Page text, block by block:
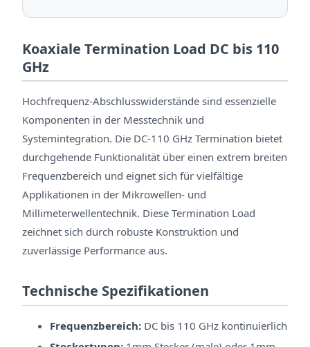
Koaxiale Termination Load DC bis 110
GHz
Hochfrequenz-Abschlusswiderstände sind essenzielle
Komponenten in der Messtechnik und
Systemintegration. Die DC-110 GHz Termination bietet
durchgehende Funktionalität über einen extrem breiten
Frequenzbereich und eignet sich für vielfältige
Applikationen in der Mikrowellen- und
Millimeterwellentechnik. Diese Termination Load
zeichnet sich durch robuste Konstruktion und
zuverlässige Performance aus.
Technische Spezifikationen
Frequenzbereich: DC bis 110 GHz kontinuierlich